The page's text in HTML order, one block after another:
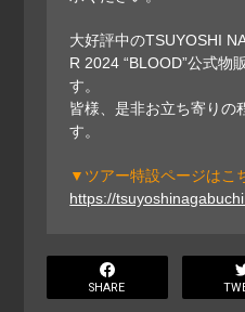
大好評中のTSUYOSHI
R 2024 “BLOOD”公式物
す。
皆様、是非お立ち寄りの
す。
▼ツアー特設ページはこ
https://
SHARE